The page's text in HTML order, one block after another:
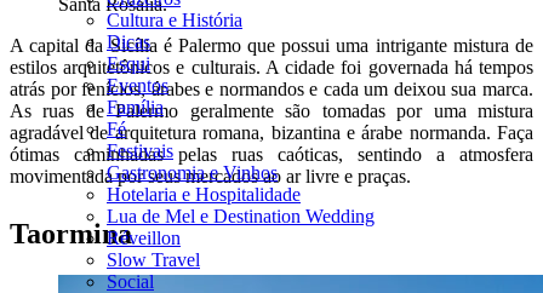
Cultura e História
Dicas
Esqui
Eventos
Família
Fé
Festivais
Gastronomia e Vinhos
Hotelaria e Hospitalidade
Lua de Mel e Destination Wedding
Réveillon
Slow Travel
Social
A capital da Sicília é Palermo que possui uma intrigante mistura de
estilos arquitetônicos e culturais. A cidade foi governada há tempos
atrás por fenícios, árabes e normandos e cada um deixou sua marca.
As ruas de Palermo geralmente são tomadas por uma mistura
agradável de arquitetura romana, bizantina e árabe normanda. Faça
ótimas caminhadas pelas ruas caóticas, sentindo a atmosfera
movimentada por seus mercados ao ar livre e praças.
Taormina